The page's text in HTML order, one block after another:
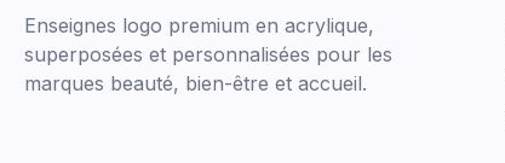
Enseignes logo premium en acrylique,
superposées et personnalisées pour les
marques beauté, bien-être et accueil.